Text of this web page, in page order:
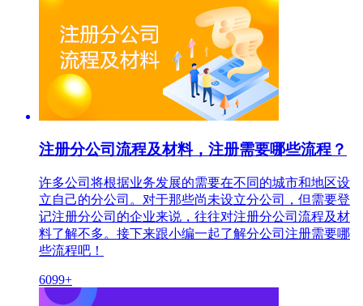
注册分公司流程及材料，注册需要哪些流程？
许多公司将根据业务发展的需要在不同的城市和地区设
立自己的分公司。对于那些尚未设立分公司，但需要登
记注册分公司的企业来说，往往对注册分公司流程及材
料了解不多。接下来跟小编一起了解分公司注册需要哪
些流程吧！
6099+